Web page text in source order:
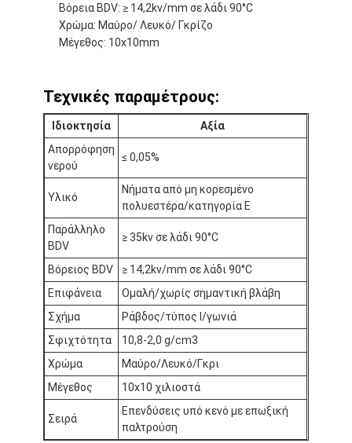
Σπίτι
Προϊόντα
Περίπου εμείς
Βόρεια BDV: ≥ 14,2kv/mm σε λάδι 90°C
Χρώμα: Μαύρο/ Λευκό/ Γκρίζο
Μέγεθος: 10x10mm
Τεχνικές παραμέτρους:
Ιδιοκτησία
Αξία
Απορρόφηση
νερού
≤ 0,05%
Υλικό
Νήματα από μη κορεσμένο
πολυεστέρα/κατηγορία Ε
Παράλληλο
BDV
≥ 35kv σε λάδι 90°C
Βόρειος BDV
≥ 14,2kv/mm σε λάδι 90°C
Επιφάνεια
Ομαλή/χωρίς σημαντική βλάβη
Σχήμα
Ράβδος/τύπος Ι/γωνιά
Σφιχτότητα
10,8-2,0 g/cm3
Χρώμα
Μαύρο/Λευκό/Γκρι
Μέγεθος
10x10 χιλιοστά
Σειρά
Επενδύσεις υπό κενό με επωξική
παλτρούση